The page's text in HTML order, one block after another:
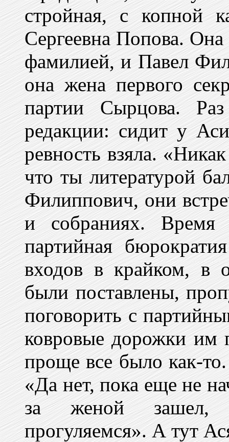
стройная, с копной
Сергеевна Попова. Она
фамилией, и Павел
она жена первого
партии Сырцова.
редакции: сидит у
ревность взяла.
что ты литературой
Филиппович, они
и собраниях.
партийная
входов в крайком, в
были поставлены,
поговорить с
ковровые дорожки им
проще все было как-
«Да нет, пока еще не
за женой зашел,
прогуляемся». А тут